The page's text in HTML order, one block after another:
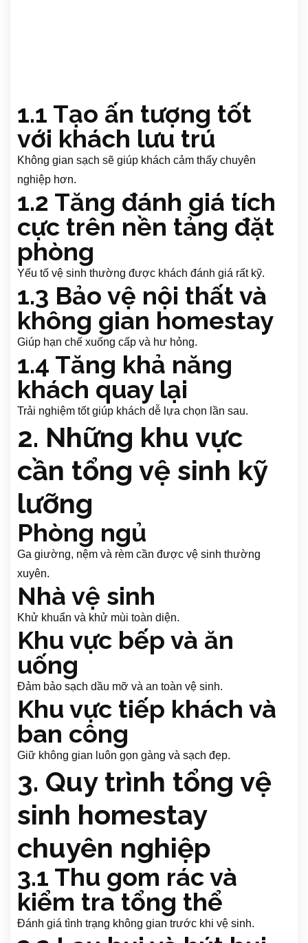
1.1 Tạo ấn tượng tốt
với khách lưu trú
Không gian sạch sẽ giúp khách cảm thấy chuyên
nghiệp hơn.
1.2 Tăng đánh giá tích
cực trên nền tảng đặt
phòng
Yếu tố vệ sinh thường được khách đánh giá rất kỹ.
1.3 Bảo vệ nội thất và
không gian homestay
Giúp hạn chế xuống cấp và hư hỏng.
1.4 Tăng khả năng
khách quay lại
Trải nghiệm tốt giúp khách dễ lựa chọn lần sau.
2. Những khu vực
cần tổng vệ sinh kỹ
lưỡng
Phòng ngủ
Ga giường, nệm và rèm cần được vệ sinh thường
xuyên.
Nhà vệ sinh
Khử khuẩn và khử mùi toàn diện.
Khu vực bếp và ăn
uống
Đảm bảo sạch dầu mỡ và an toàn vệ sinh.
Khu vực tiếp khách và
ban công
Giữ không gian luôn gọn gàng và sạch đẹp.
3. Quy trình tổng vệ
sinh homestay
chuyên nghiệp
3.1 Thu gom rác và
kiểm tra tổng thể
Đánh giá tình trạng không gian trước khi vệ sinh.